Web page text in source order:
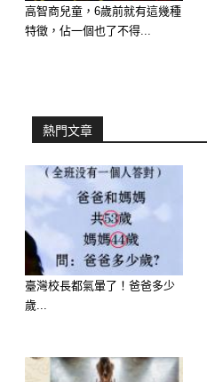
–
高智商兒童，6歲前就有這幾種
特徵，佔一個也了不得...
熱門文章
臺灣校長都氣暈了！爸爸多少
歲...